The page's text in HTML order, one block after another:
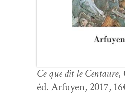
Ce que dit le Cen­tau­re,
éd. Arfuyen, 2017,